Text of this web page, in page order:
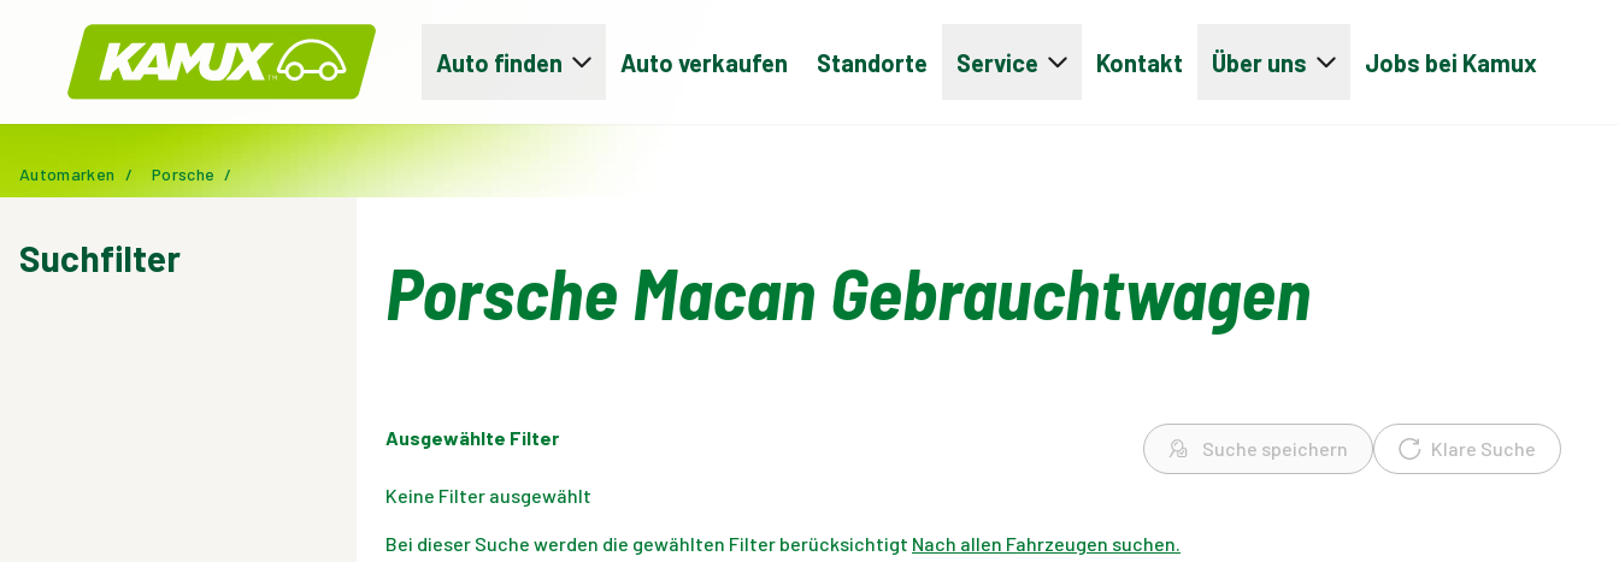
Kamux
Auto finden Auto verkaufen Standorte Service Kontakt Über uns Jobs bei Kamux
Automarken / Porsche /
Suchfilter Porsche Macan Gebrauchtwagen
Ausgewählte Filter
Keine Filter ausgewählt
Suche speichern Klare Suche
Bei dieser Suche werden die gewählten Filter berücksichtigt Nach allen Fahrzeugen suchen.